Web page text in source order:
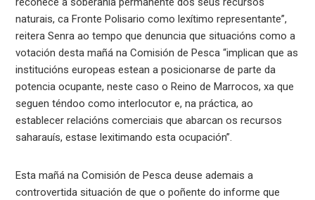
naturais, ca Fronte Polisario como lexítimo representante”,
reitera Senra ao tempo que denuncia que situacións como a
votación desta mañá na Comisión de Pesca “implican que as
institucións europeas estean a posicionarse de parte da
potencia ocupante, neste caso o Reino de Marrocos, xa que
seguen téndoo como interlocutor e, na práctica, ao
establecer relacións comerciais que abarcan os recursos
saharauís, estase lexitimando esta ocupación”.
Esta mañá na Comisión de Pesca deuse ademais a
controvertida situación de que o poñente do informe que